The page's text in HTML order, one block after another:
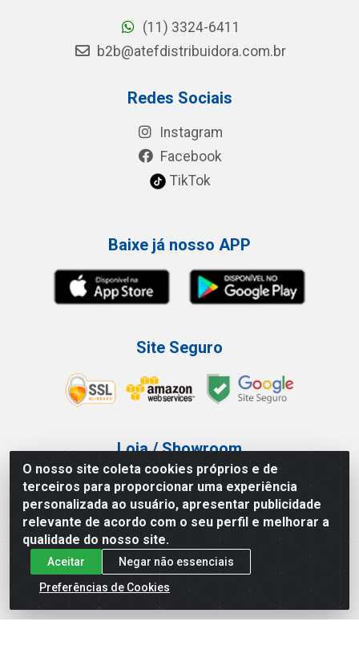
O nosso site coleta cookies próprios e de
terceiros para proporcionar uma experiência
personalizada ao usuário, apresentar publicidade
relevante de acordo com o seu perfil e melhorar a
qualidade do nosso site.
Aceitar
Negar não essenciais
Preferências de Cookies
(11) 3324-6411
b2b@atefdistribuidora.com.br
Redes Sociais
Instagram
Facebook
TikTok
Baixe já nosso APP
Site Seguro
Loja / Showroom
Tel.: (11) 3227-0546
Av Vautier, 587/597 - Pari - São Paulo/SP
Atef Distribuidora LTDA - Av. Vautier, 585/597 - Pari - São
Paulo/SP - CEP 03.032-000 - CNPJ 27.717.135/0001-29